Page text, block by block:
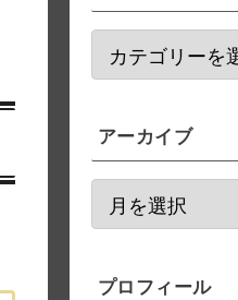
アーカイブ
プロフィール